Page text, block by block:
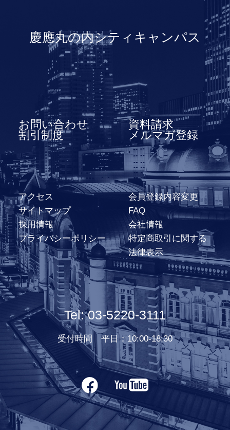
慶應丸の内シティキャンパス
お問い合わせ
資料請求
割引制度
メルマガ登録
アクセス
会員登録内容変更
サイトマップ
FAQ
採用情報
会社情報
プライバシーポリシー
特定商取引に関する
法律表示
Tel: 03-5220-3111
受付時間 平日：10:00-18:30